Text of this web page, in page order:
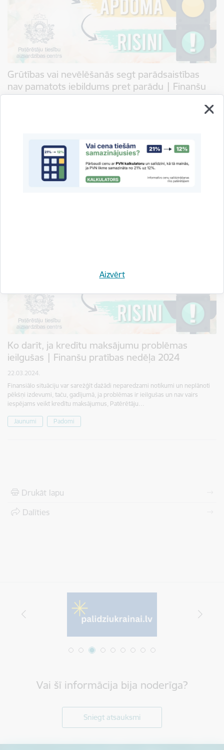
Aizvērt
Grūtības vai nevēlēšanās segt parādsaistības
nav pamatots iebildums pret parādu | Finanšu
pratības nedēļa 2024
sekas. Finanšu pratības nedēļas ietvaros…
Padomi
Ko darīt, ja kredītu maksājumu problēmas
ieilgušas | Finanšu pratības nedēļa 2024
22.03.2024.
Finansiālo situāciju var sarežģīt dažādi neparedzami notikumi un neplānoti
pēkšņi izdevumi, taču, gadījumā, ja problēmas ir ieilgušas un nav vairs
iespējams veikt kredītu maksājumus, Patērētāju…
Jaunumi Padomi
Drukāt lapu
Dalīties
Vai šī informācija bija noderīga?
Sniegt atsauksmi